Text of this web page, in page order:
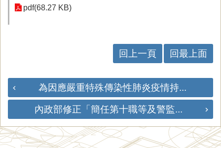
pdf(68.27 KB)
回上一頁 回最上面
為因應嚴重特殊傳染性肺炎疫情持...
內政部修正「簡任第十職等及警監...